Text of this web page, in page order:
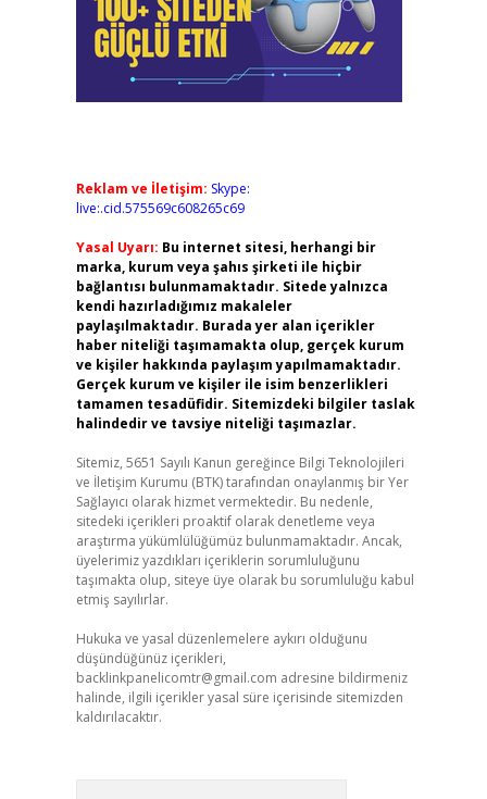
Reklam ve İletişim: Skype:
live:.cid.575569c608265c69
Yasal Uyarı: Bu internet sitesi, herhangi bir
marka, kurum veya şahıs şirketi ile hiçbir
bağlantısı bulunmamaktadır. Sitede yalnızca
kendi hazırladığımız makaleler
paylaşılmaktadır. Burada yer alan içerikler
haber niteliği taşımamakta olup, gerçek kurum
ve kişiler hakkında paylaşım yapılmamaktadır.
Gerçek kurum ve kişiler ile isim benzerlikleri
tamamen tesadüfidir. Sitemizdeki bilgiler taslak
halindedir ve tavsiye niteliği taşımazlar.
Sitemiz, 5651 Sayılı Kanun gereğince Bilgi Teknolojileri
ve İletişim Kurumu (BTK) tarafından onaylanmış bir Yer
Sağlayıcı olarak hizmet vermektedir. Bu nedenle,
sitedeki içerikleri proaktif olarak denetleme veya
araştırma yükümlülüğümüz bulunmamaktadır. Ancak,
üyelerimiz yazdıkları içeriklerin sorumluluğunu
taşımakta olup, siteye üye olarak bu sorumluluğu kabul
etmiş sayılırlar.
Hukuka ve yasal düzenlemelere aykırı olduğunu
düşündüğünüz içerikleri,
backlinkpanelicomtr@gmail.com adresine bildirmeniz
halinde, ilgili içerikler yasal süre içerisinde sitemizden
kaldırılacaktır.